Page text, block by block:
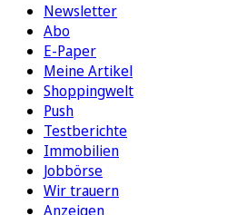
Newsletter
Abo
E-Paper
Meine Artikel
Shoppingwelt
Push
Testberichte
Immobilien
Jobbörse
Wir trauern
Anzeigen